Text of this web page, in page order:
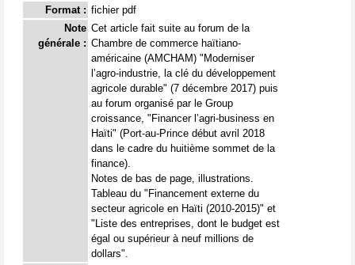
Format : fichier pdf
Note
générale :
Cet article fait suite au forum de la
Chambre de commerce haïtiano-
américaine (AMCHAM) "Moderniser
l’agro-industrie, la clé du développement
agricole durable" (7 décembre 2017) puis
au forum organisé par le Group
croissance, "Financer l’agri-business en
Haïti" (Port-au-Prince début avril 2018
dans le cadre du huitième sommet de la
finance).
Notes de bas de page, illustrations.
Tableau du "Financement externe du
secteur agricole en Haïti (2010-2015)" et
"Liste des entreprises, dont le budget est
égal ou supérieur à neuf millions de
dollars".